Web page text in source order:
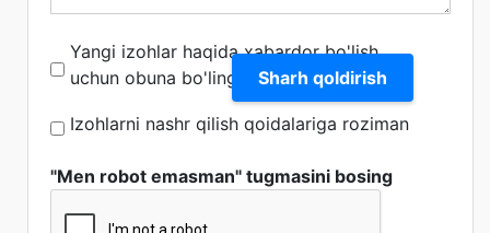
Sharh qoldirish
Yangi izohlar haqida xabardor bo'lish
uchun obuna bo'ling
Izohlarni nashr qilish qoidalariga roziman
"Men robot emasman" tugmasini bosing